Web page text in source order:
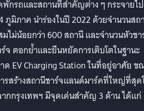
พักรถและสถานที่สำคัญต่าง ๆ กระจายไป
ภูมิภาค นำร่องในปี 2022 ด้วยจำนวนสถ
ไม่น้อยกว่า 600 สถานี และจำนวนหัวช
จ ตอกย้ำและยืนหยัดการเติบโตในฐานะ
ด EV Charging Station ในที่อยู่อาศัย ข
รสร้างสถานีชาร์จแลนด์มาร์คที่ใหญ่ที่สุด
กกรุงเทพฯ มีจุดเด่นสำคัญ 3 ด้าน ได้แก่